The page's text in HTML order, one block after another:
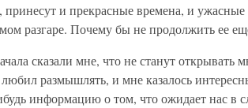
принесут и прекрасные времена, и
разгаре. Почему бы не продолжить ее
сказали мне, что не станут открывать
размышлять, и мне казалось
информацию о том, что ожидает нас в